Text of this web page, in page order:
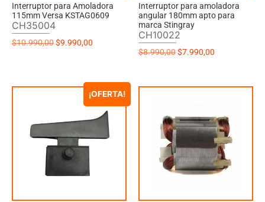
Interruptor para Amoladora
115mm Versa KSTAG0609
CH35004
$10.990,00$9.990,00
Interruptor para amoladora
angular 180mm apto para
marca Stingray
CH10022
$8.990,00$7.990,00
¡OFERTA!